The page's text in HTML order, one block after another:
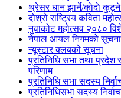
थ्रेसर धान झार्ने/काेदाे
दोश्रो राष्ट्रिय कविता
नुवाकोट महोत्सव २०८०
नेपाल आयल निगमको सूचना
न्यूस्टार क्लबको सूचना
प्रतिनिधि सभा तथा प्रदेश
परिणाम
प्रतिनिधि सभा सदस्य
प्रतिनिधिसभा सदस्य